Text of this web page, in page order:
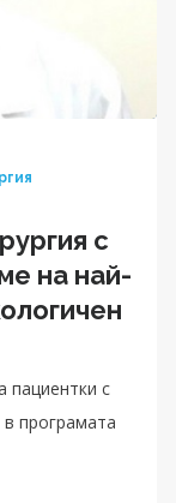
с
на най-
пациентки с
програмата